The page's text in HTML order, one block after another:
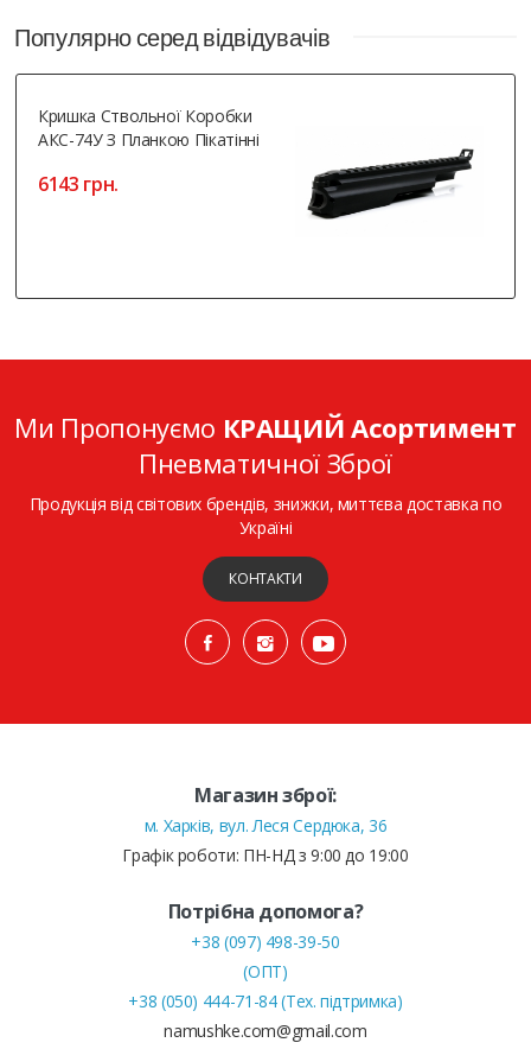
Популярно серед відвідувачів
Кришка Ствольної Коробки
АКС-74У З Планкою Пікатінні
6143 грн.
Ми Пропонуємо КРАЩИЙ Асортимент
Пневматичної Зброї
Продукція від світових брендів, знижки, миттєва доставка по
Україні
КОНТАКТИ
Магазин зброї:
м. Харків, вул. Леся Сердюка, 36
Графік роботи: ПН-НД з 9:00 до 19:00
Потрібна допомога?
+38 (097) 498-39-50
(ОПТ)
+38 (050) 444-71-84 (Тех. підтримка)
namushke.com@gmail.com